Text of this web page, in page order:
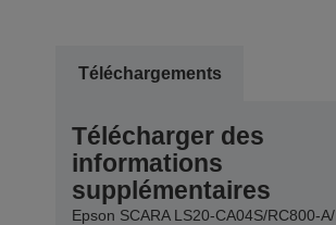
Téléchargements
Télécharger des
informations
supplémentaires
Epson SCARA LS20-CA04S/RC800-